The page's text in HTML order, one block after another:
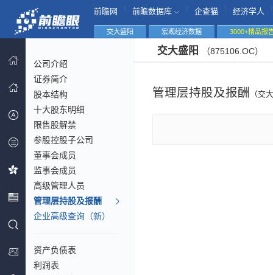
前瞻网 前瞻数据库 企查猫 经济学人
交大盛阳 宏观经济数据 3000+精品报
公司介绍
证券简介
股本结构
十大股东明细
限售股解禁
参股控股子公司
董事会成员
监事会成员
高级管理人员
管理层持股及报酬
企业高级查询（新）
资产负债表
利润表
交大盛阳 （875106.OC）
管理层持股及报酬 （交